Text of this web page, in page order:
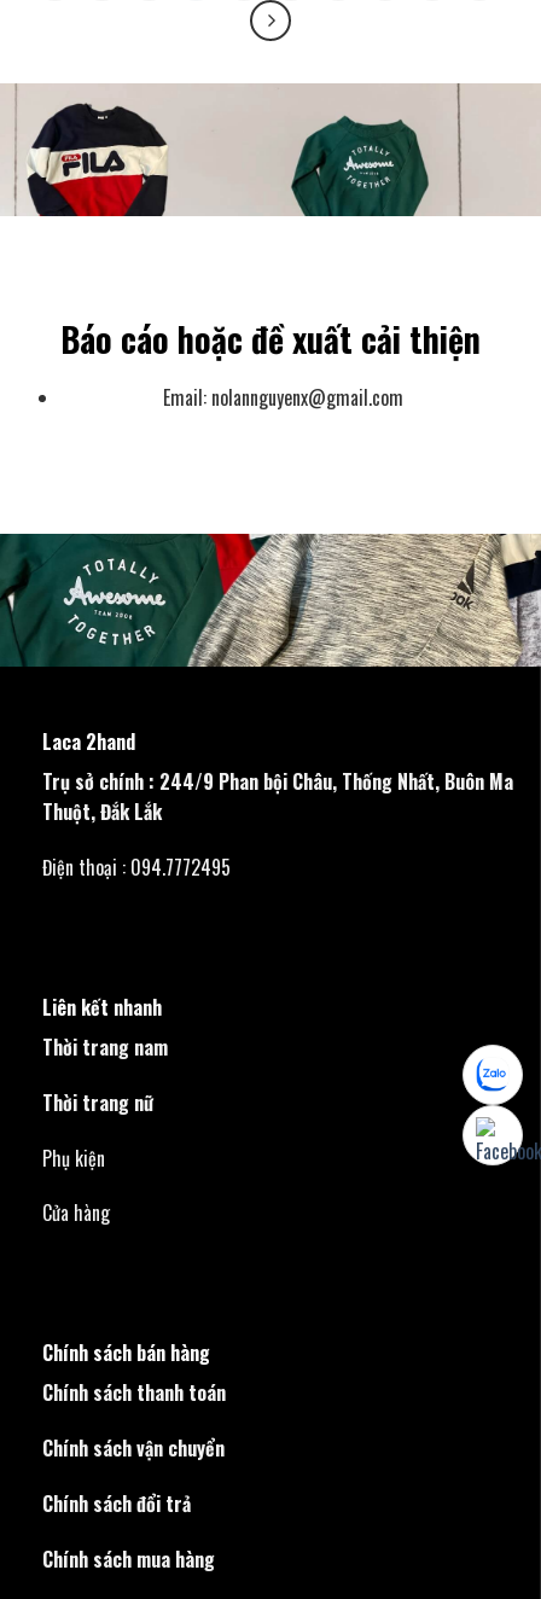
Báo cáo hoặc đề xuất cải thiện
Email: nolannguyenx@gmail.com
Laca 2hand
Trụ sở chính : 244/9 Phan bội Châu, Thống Nhất, Buôn Ma
Thuột, Đắk Lắk
Điện thoại : 094.7772495
Liên kết nhanh
Thời trang nam
Thời trang nữ
Phụ kiện
Cửa hàng
Chính sách bán hàng
Chính sách thanh toán
Chính sách vận chuyển
Chính sách đổi trả
Chính sách mua hàng